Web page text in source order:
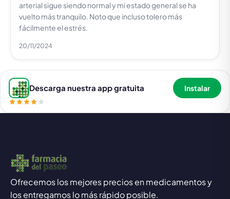
arterial sigue siendo normal y mi estado general se ha
vuelto más tranquilo. Noto que incluso tolero más
fácilmente el estrés.
20/11/2024
Descarga nuestra app gratuita Instalar
Ofrecemos los mejores precios en medicamentos y
los entregamos lo más rápido posible.